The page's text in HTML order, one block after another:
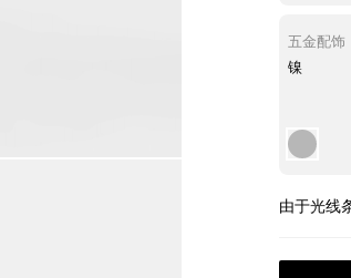
五金配饰
镍
由于光线